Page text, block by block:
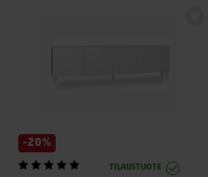
-20%
TILAUSTUOTE